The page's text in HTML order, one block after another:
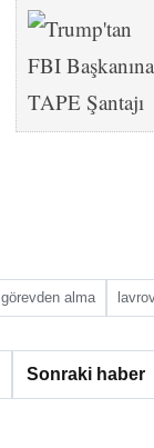
görevden alma
Sonraki haber